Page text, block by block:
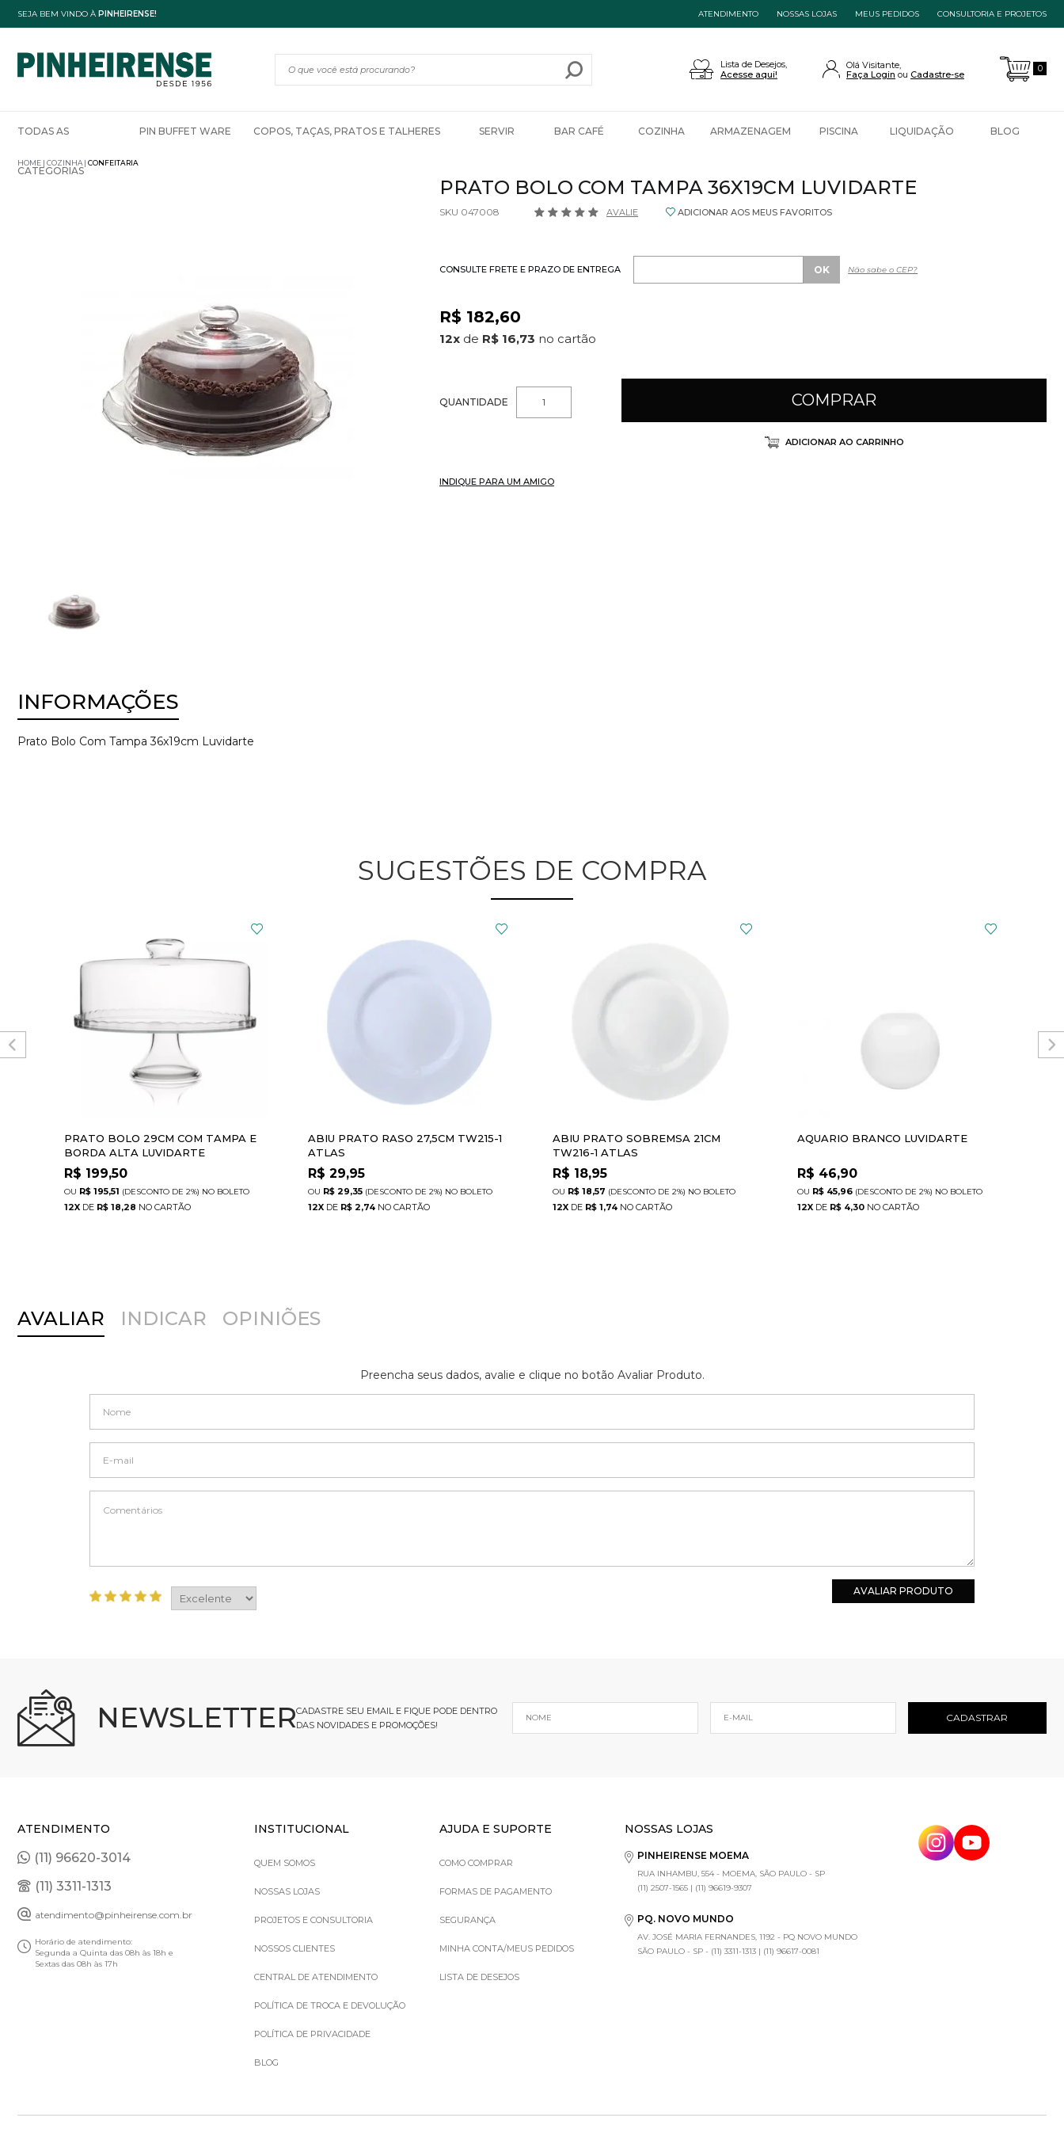
SEJA BEM VINDO À PINHEIRENSE! ATENDIMENTO NOSSAS LOJAS MEUS PEDIDOS CONSULTORIA E PROJETOS
0
Olá Visitante,
Faça Login
Cadastre-se
Lista de Desejos,
Acesse aqui!
TODAS AS
CATEGORIAS
PIN BUFFET WARE COPOS, TAÇAS, PRATOS E TALHERES SERVIR BAR CAFÉ COZINHA ARMAZENAGEM PISCINA LIQUIDAÇÃO BLOG
HOME COZINHA CONFEITARIA
PRATO BOLO COM TAMPA 36X19CM LUVIDARTE
SKU 047008 AVALIE ADICIONAR AOS MEUS FAVORITOS
CONSULTE FRETE E PRAZO DE ENTREGA Não sabe o CEP?
R$ 182,60
12x de R$ 16,73
QUANTIDADE COMPRAR
ADICIONAR AO CARRINHO
INDIQUE PARA UM AMIGO
INFORMAÇÕES
Prato Bolo Com Tampa 36x19cm Luvidarte
SUGESTÕES DE COMPRA
PRATO BOLO 29CM COM TAMPA E
BORDA ALTA LUVIDARTE
R$ 199,50
R$ 195,51 (DESCONTO DE 2%) NO BOLETO
12X DE R$ 18,28
ABIU PRATO RASO 27,5CM TW215-1
ATLAS
R$ 29,95
R$ 29,35 (DESCONTO DE 2%) NO BOLETO
12X DE R$ 2,74
ABIU PRATO SOBREMSA 21CM
TW216-1 ATLAS
R$ 18,95
R$ 18,57 (DESCONTO DE 2%) NO BOLETO
12X DE R$ 1,74
AQUARIO BRANCO LUVIDARTE
R$ 46,90
R$ 45,96 (DESCONTO DE 2%) NO BOLETO
12X DE R$ 4,30
AVALIAR INDICAR OPINIÕES
Preencha seus dados, avalie e clique no botão Avaliar Produto.
AVALIAR PRODUTO
NEWSLETTERCADASTRE SEU EMAIL E FIQUE PODE DENTRO
DAS NOVIDADES E PROMOÇÕES!
ATENDIMENTO
(11) 96620-3014
(11) 3311-1313
atendimento@pinheirense.com.br
Horário de atendimento:
Segunda a Quinta das 08h às 18h e
Sextas das 08h às 17h
INSTITUCIONAL
QUEM SOMOS
NOSSAS LOJAS
PROJETOS E CONSULTORIA
NOSSOS CLIENTES
CENTRAL DE ATENDIMENTO
POLÍTICA DE TROCA E DEVOLUÇÃO
POLÍTICA DE PRIVACIDADE
BLOG
AJUDA E SUPORTE
COMO COMPRAR
FORMAS DE PAGAMENTO
SEGURANÇA
MINHA CONTA/MEUS PEDIDOS
LISTA DE DESEJOS
NOSSAS LOJAS
PINHEIRENSE MOEMA
RUA INHAMBU, 554 - MOEMA, SÃO PAULO - SP
(11) 2507-1565 | (11) 96619-9307
PQ. NOVO MUNDO
AV. JOSÉ MARIA FERNANDES, 1192 - PQ NOVO MUNDO
SÃO PAULO - SP - (11) 3311-1313 | (11) 96617-0081